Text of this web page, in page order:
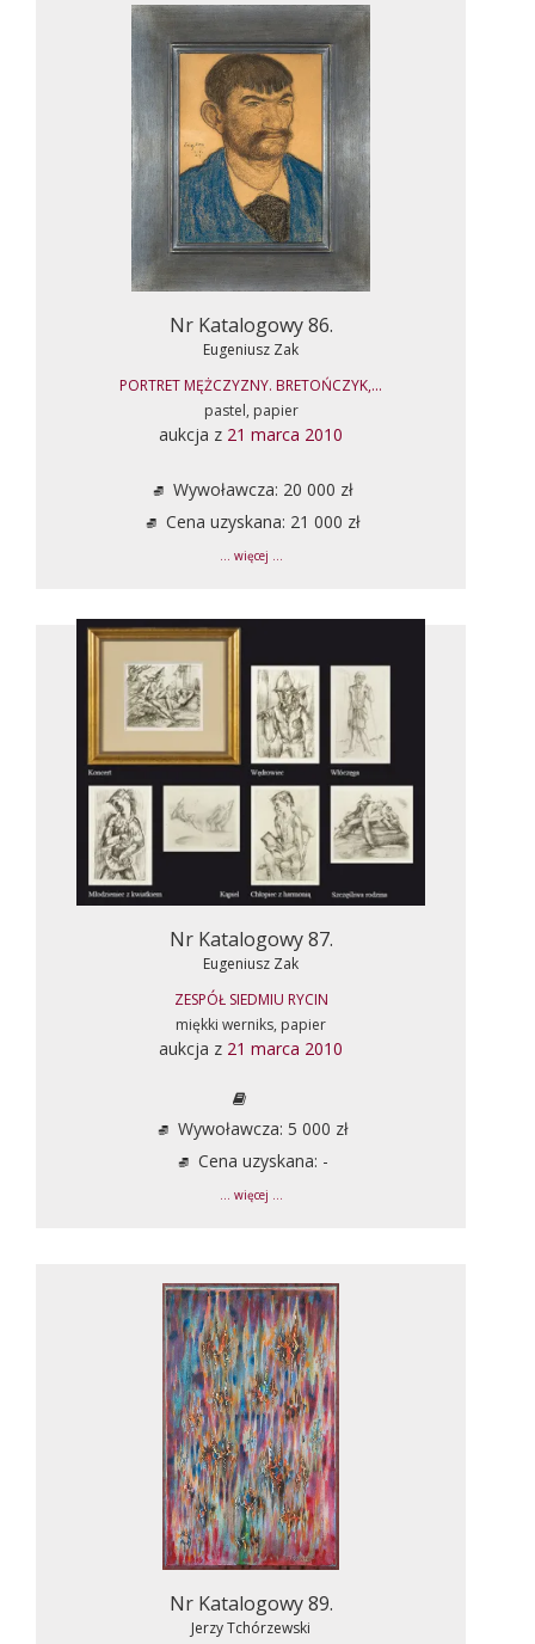
Nr Katalogowy 86.
Eugeniusz Zak
PORTRET MĘŻCZYZNY. BRETOŃCZYK,...
pastel, papier
aukcja z 21 marca 2010
Wywoławcza: 20 000 zł
Cena uzyskana: 21 000 zł
... więcej ...
Nr Katalogowy 87.
Eugeniusz Zak
ZESPÓŁ SIEDMIU RYCIN
miękki werniks, papier
aukcja z 21 marca 2010
Wywoławcza: 5 000 zł
Cena uzyskana: -
... więcej ...
Nr Katalogowy 89.
Jerzy Tchórzewski